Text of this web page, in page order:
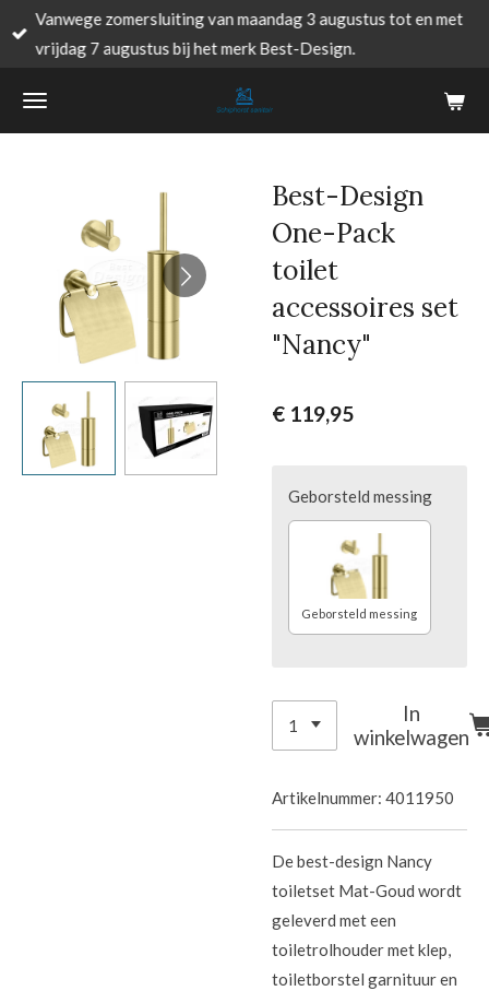
Ga
direct
de
Vanwege zomersluiting van maandag 3 augustus tot en met
vrijdag 7 augustus bij het merk Best-Design.
Best-Design
One-Pack
toilet
accessoires set
"Nancy"
€ 119,95
Geborsteld messing
Geborsteld messing
In
winkelwagen
Artikelnummer: 4011950
De best-design Nancy
toiletset Mat-Goud wordt
geleverd met een
toiletrolhouder met klep,
toiletborstel garnituur en